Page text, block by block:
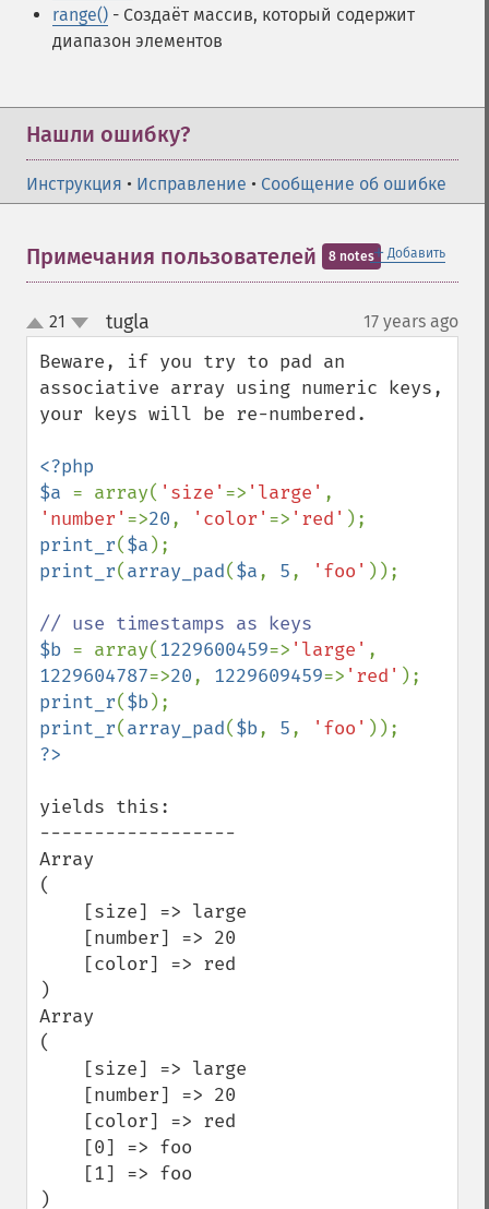
range() - Создаёт массив, который содержит
диапазон элементов
Нашли ошибку?
Инструкция • Исправление • Сообщение об ошибке
＋ Добавить
Примечания пользователей 8 notes
up
down
21 tugla 17 years ago
Beware, if you try to pad an
associative array using numeric keys,
your keys will be re-numbered.
<?php
$a = array( 'size' => 'large'
'number' =>20, 'color' => 'red'
print_r($a
print_r(array_pad($a, 5, 'foo' ));
$b = array(1229600459=> 'large'
1229604787=>20, 1229609459=> 'red'
print_r($b
print_r(array_pad($b, 5, 'foo'
yields this:
------------------
Array
(
)
Array
(
)